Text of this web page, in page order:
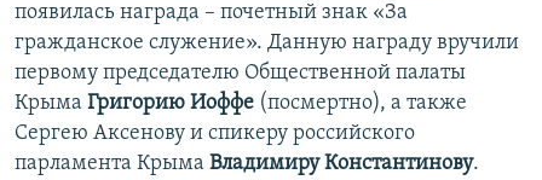
появилась награда – почетный знак «За
гражданское служение». Данную награду вручили
первому председателю Общественной палаты
Крыма Григорию Иоффе (посмертно), а также
Сергею Аксенову и спикеру российского
парламента Крыма Владимиру Константинову.